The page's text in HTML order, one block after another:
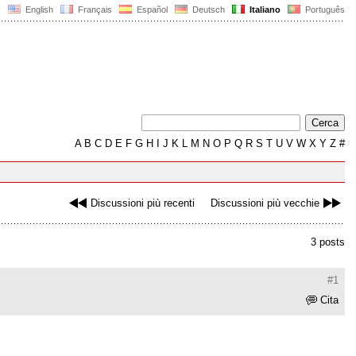
English Français Español Deutsch Italiano Português
AB C D E F G H J K L M N O P Q R S T U V W X Y Z #
Discussioni più recenti Discussioni più vecchie
3 posts
#1
Cita